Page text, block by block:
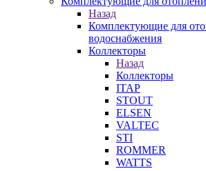
Назад
Комплектующие для
водоснабжения
Коллекторы
Назад
Коллекторы
ITAP
STOUT
ELSEN
VALTEC
STI
ROMMER
WATTS